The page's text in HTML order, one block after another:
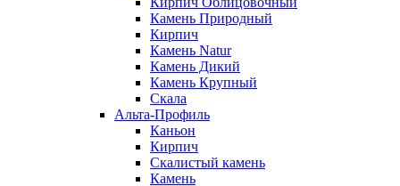
Камень Природный
Кирпич
Камень Natur
Камень Дикий
Камень Крупный
Скала
Альта-Профиль
Каньон
Кирпич
Скалистый камень
Камень